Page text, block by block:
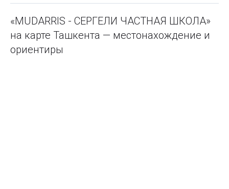
«MUDARRIS - СЕРГЕЛИ ЧАСТНАЯ ШКОЛА»
на карте Ташкента — местонахождение и
ориентиры